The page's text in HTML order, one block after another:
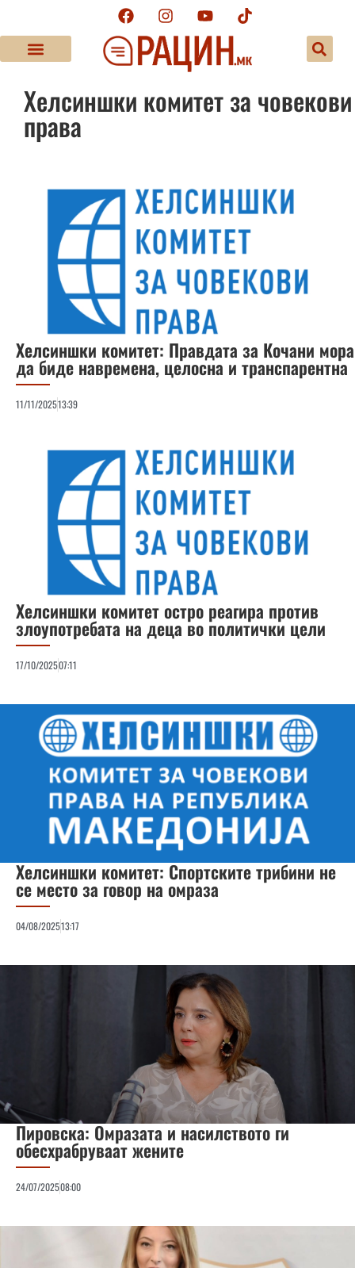
Хелсиншки комитет за човекови
права
Хелсиншки комитет: Правдата за Кочани мора
да биде навремена, целосна и транспарентна
11/11/202513:39
Хелсиншки комитет остро реагира против
злоупотребата на деца во политички цели
17/10/202507:11
Хелсиншки комитет: Спортските трибини не
се место за говор на омраза
04/08/202513:17
Пировска: Омразата и насилството ги
обесхрабруваат жените
24/07/202508:00